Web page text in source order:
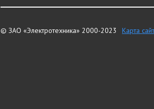
© ЗАО «Электротехника» 2000-2023 Карта